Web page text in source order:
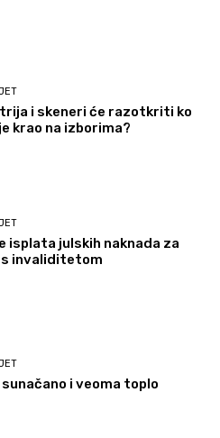
i skeneri će razotkriti ko
krao na izborima?
isplata julskih naknada za
s invaliditetom
sunačano i veoma toplo